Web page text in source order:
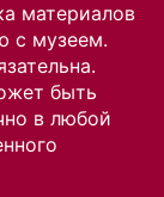
материалов
с музеем.
быть
в любой